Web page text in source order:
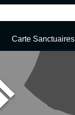
Carte Sanctuaires